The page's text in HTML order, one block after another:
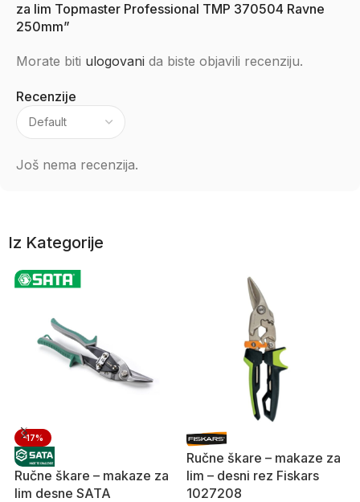
Recenzije
Još nema recenzija.
za lim Topmaster Professional TMP 370504 Ravne
250mm”
Morate biti ulogovani da biste objavili recenziju.
Iz Kategorije
-17%
Ručne škare – makaze za
lim desne SATA
Ručne škare – makaze za
lim – desni rez Fiskars
1027208